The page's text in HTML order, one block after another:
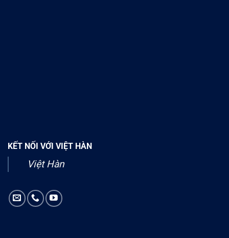
KẾT NỐI VỚI VIỆT HÀN
Việt Hàn